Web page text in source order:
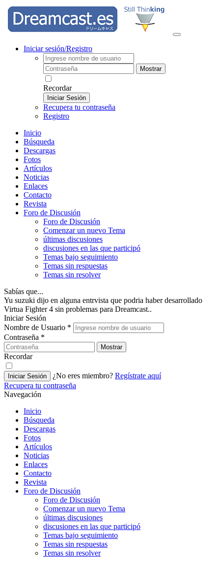
Iniciar sesión/Registro
Mostrar
Recordar
Iniciar Sesión
Recupera tu contraseña
Registro
Inicio
Búsqueda
Descargas
Fotos
Artículos
Noticias
Enlaces
Contacto
Revista
Foro de Discusión
Foro de Discusión
Comenzar un nuevo Tema
últimas discusiones
discusiones en las que participó
Temas bajo seguimiento
Temas sin respuestas
Temas sin resolver
Sabías que...
Yu suzuki dijo en alguna entrvista que podria haber desarrollado
Virtua Fighter 4 sin problemas para Dreamcast..
Iniciar Sesión
Nombre de Usuario *
Contraseña *
Mostrar
Recordar
Iniciar Sesión ¿No eres miembro? Regístrate aquí
Recupera tu contraseña
Navegación
Inicio
Búsqueda
Descargas
Fotos
Artículos
Noticias
Enlaces
Contacto
Revista
Foro de Discusión
Foro de Discusión
Comenzar un nuevo Tema
últimas discusiones
discusiones en las que participó
Temas bajo seguimiento
Temas sin respuestas
Temas sin resolver